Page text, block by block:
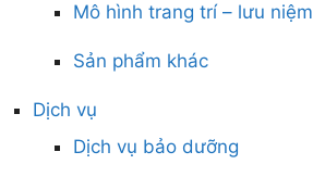
Mô hình trang trí – lưu niệm
Sản phẩm khác
Dịch vụ
Dịch vụ bảo dưỡng